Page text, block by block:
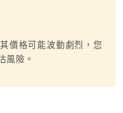
價格可能波動劇烈，您
風險。